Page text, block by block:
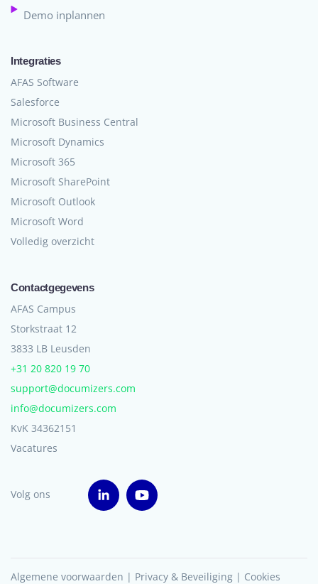
Demo inplannen
Integraties
AFAS Software
Salesforce
Microsoft Business Central
Microsoft Dynamics
Microsoft 365
Microsoft SharePoint
Microsoft Outlook
Microsoft Word
Volledig overzicht
Contactgegevens
AFAS Campus
Storkstraat 12
3833 LB Leusden
+31 20 820 19 70
support@documizers.com
info@documizers.com
KvK 34362151
Vacatures
Volg ons
Algemene voorwaarden | Privacy & Beveiliging | Cookies